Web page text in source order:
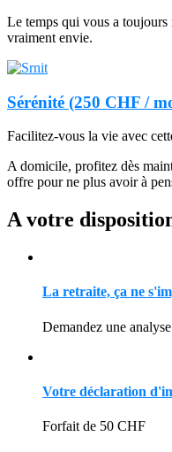
Le temps qui vous a
vraiment envie.
Sérénité (250 CHF /
Facilitez-vous la vie avec
A domicile, profitez dès
offre pour ne plus avoir à
A votre
La retraite, ça ne
Demandez une analyse
Votre déclaration
Forfait de 50 CHF